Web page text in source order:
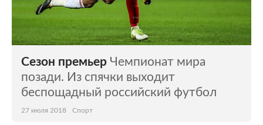
Сезон премьер Чемпионат мира
позади. Из спячки выходит
беспощадный российский футбол
27 июля 2018 Спорт